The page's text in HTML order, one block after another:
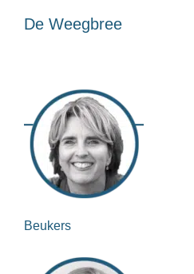
De Weegbree
Beukers